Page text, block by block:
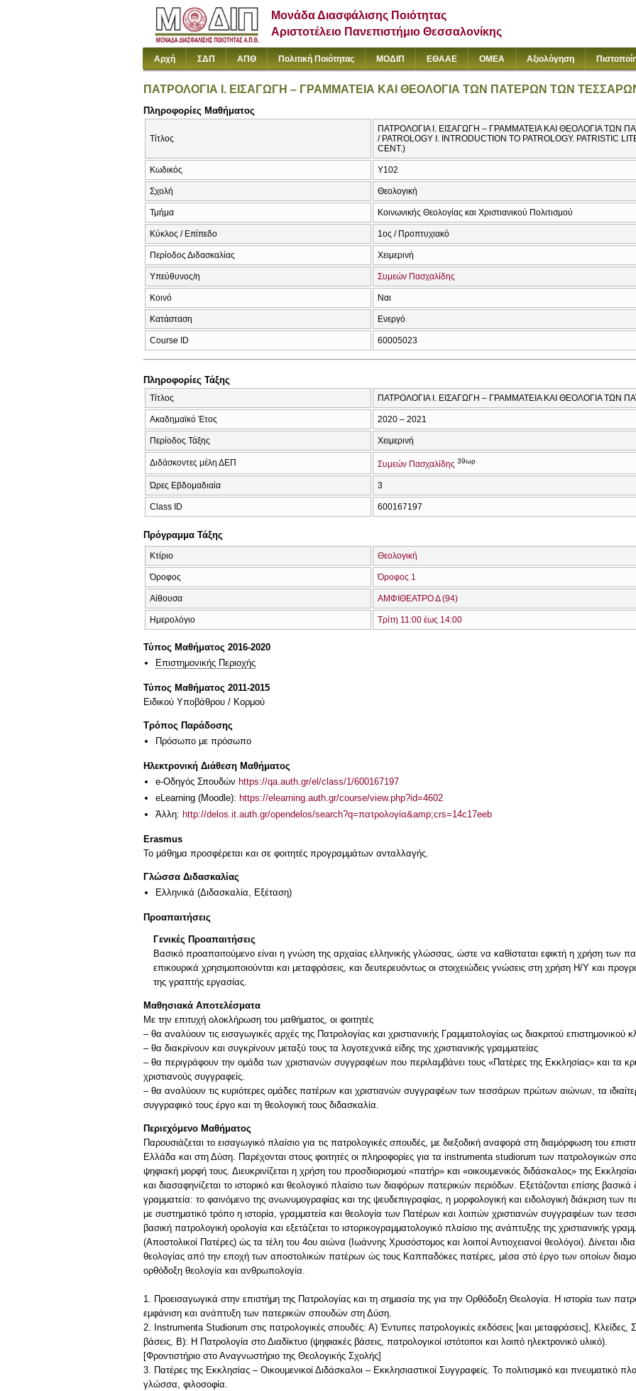
Μονάδα Διασφάλισης Ποιότητας
Αριστοτέλειο Πανεπιστήμιο Θεσσαλονίκης
Αρχή ΣΔΠ ΑΠΘ Πολιτική Ποιότητας ΜΟΔΙΠ ΕΘΑΑΕ ΟΜΕΑ Αξιολόγηση
ΠΑΤΡΟΛΟΓΙΑ Ι. ΕΙΣΑΓΩΓΗ – ΓΡΑΜΜΑΤΕΙΑ ΚΑΙ ΘΕΟΛΟΓΙΑ ΤΩΝ ΠΑΤΕΡΩΝ ΤΩΝ
Πληροφορίες Μαθήματος
Τίτλος
ΠΑΤΡΟΛΟΓΙΑ Ι. ΕΙΣΑΓΩΓΗ – ΓΡΑΜΜΑΤΕΙΑ ΚΑΙ ΘΕΟΛΟΓΙΑ
/ PATROLOGY I. INTRODUCTION TO PATROLOGY. PATRISTIC
CENT.)
Κωδικός Υ102
Σχολή Θεολογική
Τμήμα Κοινωνικής Θεολογίας και Χριστιανικού Πολιτισμού
Κύκλος / Επίπεδο 1ος / Προπτυχιακό
Περίοδος Διδασκαλίας Χειμερινή
Υπεύθυνος/η Συμεών Πασχαλίδης
Κοινό Ναι
Κατάσταση Ενεργό
Course ID 60005023
Πληροφορίες Τάξης
Τίτλος ΠΑΤΡΟΛΟΓΙΑ Ι. ΕΙΣΑΓΩΓΗ – ΓΡΑΜΜΑΤΕΙΑ ΚΑΙ ΘΕΟΛΟΓΙΑ
Ακαδημαϊκό Έτος 2020 – 2021
Περίοδος Τάξης Χειμερινή
Διδάσκοντες μέλη ΔΕΠ Συμεών Πασχαλίδης 39ωρ
Ώρες Εβδομαδιαία 3
Class ID 600167197
Πρόγραμμα Τάξης
Κτίριο Θεολογική
Όροφος Όροφος 1
Αίθουσα ΑΜΦΙΘΕΑΤΡΟ Δ (94)
Ημερολόγιο Τρίτη 11:00 έως 14:00
Τύπος Μαθήματος 2016-2020
Επιστημονικής Περιοχής
Τύπος Μαθήματος 2011-2015
Ειδικού Υποβάθρου / Κορμού
Τρόπος Παράδοσης
Πρόσωπο με πρόσωπο
Ηλεκτρονική Διάθεση Μαθήματος
e-Οδηγός Σπουδών https://qa.auth.gr/el/class/1/600167197
eLearning (Moodle): https://elearning.auth.gr/course/view.php?id=4602
Άλλη: http://delos.it.auth.gr/opendelos/search?q=πατρολογία&amp;crs=14c17eeb
Erasmus
Το μάθημα προσφέρεται και σε φοιτητές προγραμμάτων ανταλλαγής.
Γλώσσα Διδασκαλίας
Ελληνικά (Διδασκαλία, Εξέταση)
Προαπαιτήσεις
Γενικές Προαπαιτήσεις
Βασικό προαπαιτούμενο είναι η γνώση της αρχαίας ελληνικής γλώσσας, ώστε να καθίσταται εφικτή η χρήση των
επικουρικά χρησιμοποιούνται και μεταφράσεις, και δευτερευόντως οι στοιχειώδεις γνώσεις στη χρήση Η/Υ και
της γραπτής εργασίας.
Μαθησιακά Αποτελέσματα
Mε την επιτυχή ολοκλήρωση του μαθήματος, οι φοιτητές
– θα αναλύουν τις εισαγωγικές αρχές της Πατρολογίας και χριστιανικής Γραμματολογίας ως διακριτού επιστημονικού
– θα διακρίνουν και συγκρίνουν μεταξύ τους τα λογοτεχνικά είδης της χριστιανικής γραμματείας
– θα περιγράφουν την ομάδα των χριστιανών συγγραφέων που περιλαμβάνει τους «Πατέρες της Εκκλησίας» και τα
χριστιανούς συγγραφείς.
– θα αναλύουν τις κυριότερες ομάδες πατέρων και χριστιανών συγγραφέων των τεσσάρων πρώτων αιώνων, τα
συγγραφικό τους έργο και τη θεολογική τους διδασκαλία.
Περιεχόμενο Μαθήματος
Παρουσιάζεται το εισαγωγικό πλαίσιο για τις πατρολογικές σπουδές, με διεξοδική αναφορά στη διαμόρφωση του
Ελλάδα και στη Δύση. Παρέχονται στους φοιτητές οι πληροφορίες για τα instrumenta studiorum των πατρολογικών
ψηφιακή μορφή τους. Διευκρινίζεται η χρήση του προσδιορισμού «πατήρ» και «οικουμενικός διδάσκαλος» της
και διασαφηνίζεται το ιστορικό και θεολογικό πλαίσιο των διαφόρων πατερικών περιόδων. Εξετάζονται επίσης
γραμματεία: το φαινόμενο της ανωνυμογραφίας και της ψευδεπιγραφίας, η μορφολογική και ειδολογική διάκριση των
με συστηματικό τρόπο η ιστορία, γραμματεία και θεολογία των Πατέρων και λοιπών χριστιανών συγγραφέων των
βασική πατρολογική ορολογία και εξετάζεται το ιστορικογραμματολογικό πλαίσιο της ανάπτυξης της χριστιανικής
(Αποστολικοί Πατέρες) ώς τα τέλη του 4ου αιώνα (Ιωάννης Χρυσόστομος και λοιποί Αντιοχειανοί θεολόγοι). Δίνεται
θεολογίας από την εποχή των αποστολικών πατέρων ώς τους Καππαδόκες πατέρες, μέσα στό έργο των οποίων
ορθόδοξη θεολογία και ανθρωπολογία.
1. Προεισαγωγικά στην επιστήμη της Πατρολογίας και τη σημασία της για την Ορθόδοξη Θεολογία. Η ιστορία των
εμφάνιση και ανάπτυξη των πατερικών σπουδών στη Δύση.
2. Ιnstrumenta Studiorum στις πατρολογικές σπουδές: Α) Έντυπες πατρολογικές εκδόσεις [και μεταφράσεις], Κλείδες,
βάσεις, Β): Η Πατρολογία στο Διαδίκτυο (ψηφιακές βάσεις, πατρολογικοί ιστότοποι και λοιπό ηλεκτρονικό υλικό).
[Φροντιστήριο στο Αναγνωστήριο της Θεολογικής Σχολής]
3. Πατέρες της Εκκλησίας – Οικουμενικοί Διδάσκαλοι – Εκκλησιαστικοί Συγγραφείς. Το πολιτισμικό και πνευματικό
γλώσσα, φιλοσοφία.